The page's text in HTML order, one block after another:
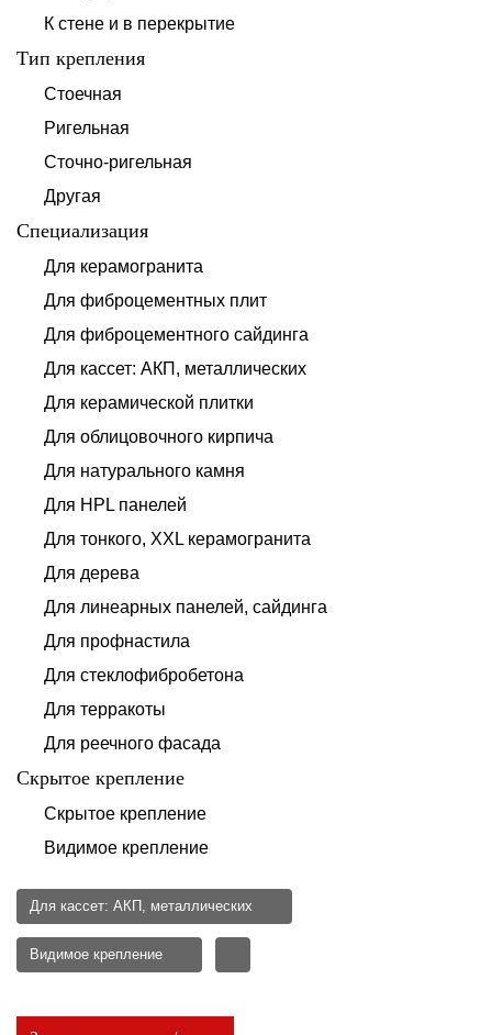
К стене и в перекрытие
Тип крепления
Стоечная
Ригельная
Сточно-ригельная
Другая
Специализация
Для керамогранита
Для фиброцементных плит
Для фиброцементного сайдинга
Для кассет: АКП, металлических
Для керамической плитки
Для облицовочного кирпича
Для натурального камня
Для HPL панелей
Для тонкого, XXL керамогранита
Для дерева
Для линеарных панелей, сайдинга
Для профнастила
Для стеклофибробетона
Для терракоты
Для реечного фасада
Скрытое крепление
Скрытое крепление
Видимое крепление
Для кассет: АКП, металлических
Видимое крепление